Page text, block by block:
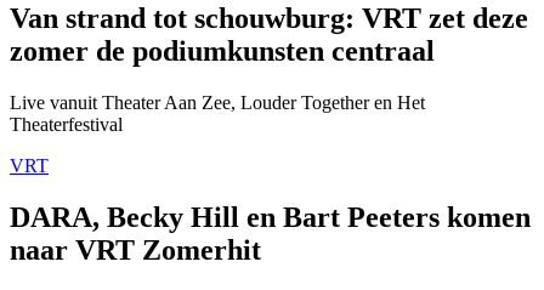
Van strand tot schouwburg: VRT zet deze
zomer de podiumkunsten centraal
Live vanuit Theater Aan Zee, Louder Together en Het
Theaterfestival
VRT
DARA, Becky Hill en Bart Peeters komen
naar VRT Zomerhit